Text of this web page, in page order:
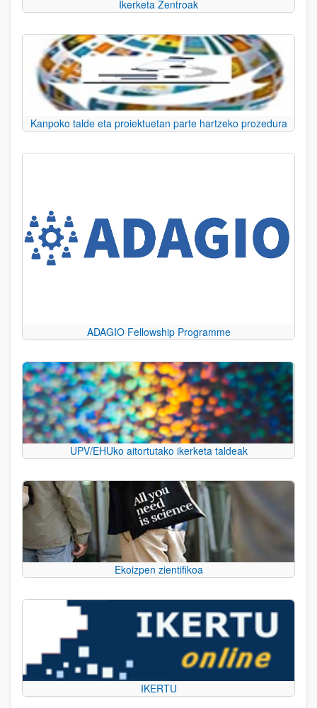
Ikerketa Zentroak
Kanpoko talde eta proiektuetan parte hartzeko prozedura
ADAGIO Fellowship Programme
UPV/EHUko aitortutako ikerketa taldeak
Ekoizpen zientifikoa
IKERTU